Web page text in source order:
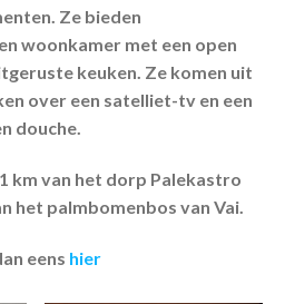
Ze bieden
woonkamer met een open
keuken. Ze komen uit
over een satelliet-tv en een
douche.
km van het dorp Palekastro
het palmbomenbos van Vai.
eens hier